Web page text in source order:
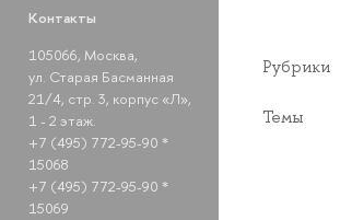
Контакты
105066, Москва,
ул. Старая Басманная
21/4, стр. 3, корпус «Л»,
1 - 2 этаж.
+7 (495) 772-95-90 *
15068
+7 (495) 772-95-90 *
15069
Рубрики
Темы